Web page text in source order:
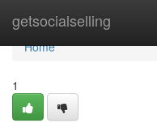
getsocialselling
Home
Home
1